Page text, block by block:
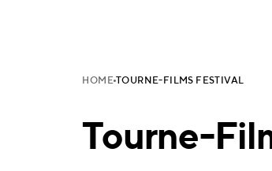
HOME TOURNE-FILMS FESTIVAL
Tourne-